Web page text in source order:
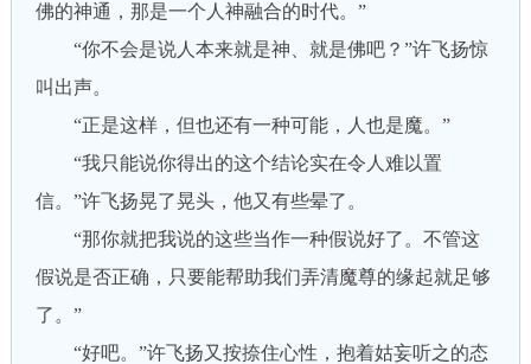
佛的神通，那是一个人神融合的时代。”
“你不会是说人本来就是神、就是佛吧？”许飞扬惊
叫出声。
“正是这样，但也还有一种可能，人也是魔。”
“我只能说你得出的这个结论实在令人难以置
信。”许飞扬晃了晃头，他又有些晕了。
“那你就把我说的这些当作一种假说好了。不管这
假说是否正确，只要能帮助我们弄清魔尊的缘起就足够
了。”
“好吧。”许飞扬又按捺住心性，抱着姑妄听之的态